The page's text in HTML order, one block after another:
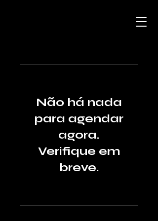
Não há nada
para agendar
agora.
Verifique em
breve.